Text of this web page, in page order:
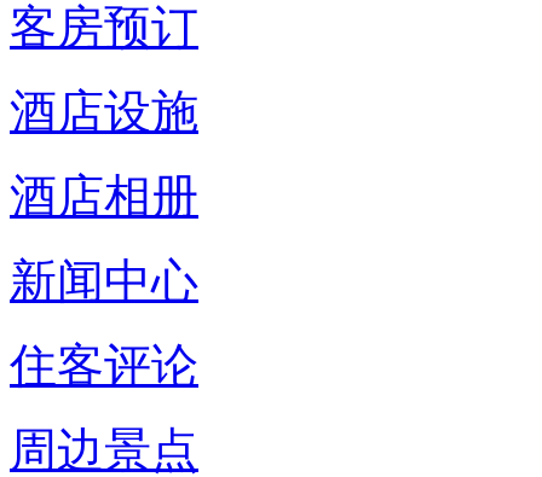
客房预订
酒店设施
酒店相册
新闻中心
住客评论
周边景点